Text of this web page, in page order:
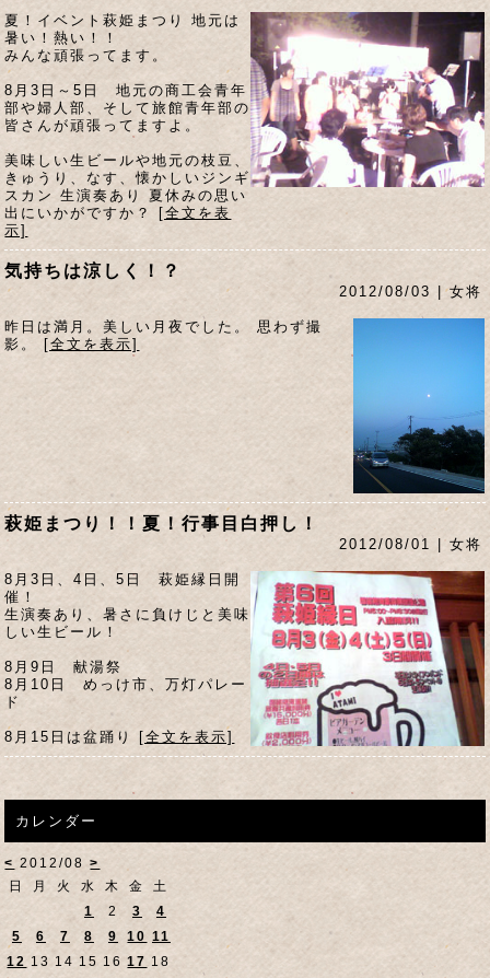
夏！イベント萩姫まつり 地元は
暑い！熱い！！
みんな頑張ってます。
8月3日～5日 地元の商工会青年
部や婦人部、そして旅館青年部の
皆さんが頑張ってますよ。
美味しい生ビールや地元の枝豆、
きゅうり、なす、懐かしいジンギ
スカン 生演奏あり 夏休みの思い
出にいかがですか？
[全文を表
示]
気持ちは涼しく！？
2012/08/03 | 女将
昨日は満月。美しい月夜でした。 思わず撮
影。[全文を表示]
萩姫まつり！！夏！行事目白押し！
2012/08/01 | 女将
8月3日、4日、5日 萩姫縁日開
催！
生演奏あり、暑さに負けじと美味
しい生ビール！
8月9日 献湯祭
8月10日 めっけ市、万灯パレー
ド
8月15日は盆踊り [全文を表示]
カレンダー
< 2012/08>
日
月 火 水 木 金
土
1
2 3
4
5
6 7 8 9 10 11
12 13 14 15 16 17 18